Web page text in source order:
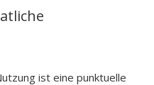
ist eine punktuelle